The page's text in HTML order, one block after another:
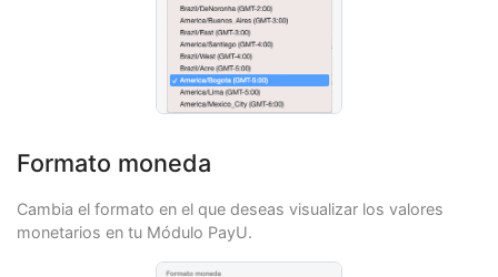
Formato moneda
Cambia el formato en el que deseas visualizar los valores
monetarios en tu Módulo PayU.